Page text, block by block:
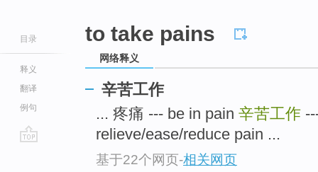
目录
释义
翻译
例句
to take pains
网络释义
辛苦工作
... 疼痛 --- be in pain 辛苦工作
relieve/ease/reduce pain ...
基于22个网页-相关网页